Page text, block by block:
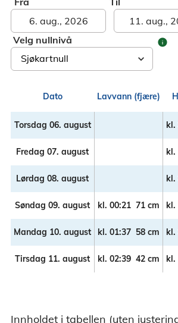
Velg nullnivå info
Dato Lavvann (fjære)
Torsdag 06. august kl.
Fredag 07. august kl.
Lørdag 08. august kl.
Søndag 09. august kl. 00:21 71 cm kl.
Mandag 10. august kl. 01:37 58 cm kl.
Tirsdag 11. august kl. 02:39 42 cm kl.
Innholdet i tabellen (uten